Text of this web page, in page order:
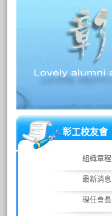
彰工校友會
組織章程
最新消息
現任會長